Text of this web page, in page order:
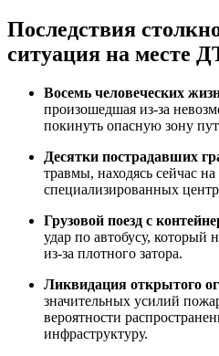
Последствия
ситуация на месте
Восемь человеческих
произошедшая из-за
покинуть опасную зону
Десятки пострадавших
травмы, находясь сейчас
специализированных
Грузовой поезд с
удар по автобусу, который
из-за плотного затора.
Ликвидация открытого
значительных усилий
вероятности
инфраструктуру.